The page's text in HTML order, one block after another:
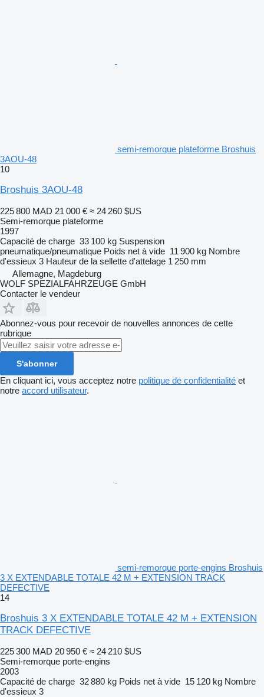
semi-remorque plateforme Broshuis
3AOU-48
10
Broshuis 3AOU-48
225 800 MAD 21 000 € ≈ 24 260 $US
Semi-remorque plateforme
1997
Capacité de charge 33 100 kg Suspension
pneumatique/pneumatique Poids net à vide 11 900 kg Nombre
d'essieux 3 Hauteur de la sellette d'attelage 1 250 mm
Allemagne, Magdeburg
WOLF SPEZIALFAHRZEUGE GmbH
Contacter le vendeur
Abonnez-vous pour recevoir de nouvelles annonces de cette
rubrique
S'abonner
En cliquant ici, vous acceptez notre politique de confidentialité et
notre accord utilisateur.
semi-remorque porte-engins Broshuis
3 X EXTENDABLE TOTALE 42 M + EXTENSION TRACK
DEFECTIVE
14
Broshuis 3 X EXTENDABLE TOTALE 42 M + EXTENSION
TRACK DEFECTIVE
225 300 MAD 20 950 € ≈ 24 210 $US
Semi-remorque porte-engins
2003
Capacité de charge 32 880 kg Poids net à vide 15 120 kg Nombre
d'essieux 3